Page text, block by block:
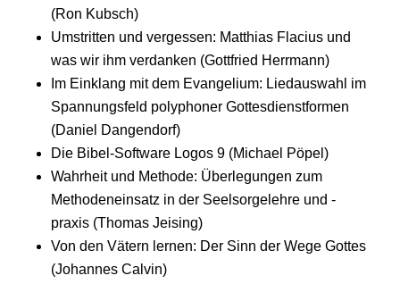
(Ron Kubsch)
Umstritten und vergessen: Matthias Flacius und
was wir ihm verdanken (Gottfried Herrmann)
Im Einklang mit dem Evangelium: Liedauswahl im
Spannungsfeld polyphoner Gottesdienstformen
(Daniel Dangendorf)
Die Bibel-Software Logos 9 (Michael Pöpel)
Wahrheit und Methode: Überlegungen zum
Methodeneinsatz in der Seelsorgelehre und -
praxis (Thomas Jeising)
Von den Vätern lernen: Der Sinn der Wege Gottes
(Johannes Calvin)